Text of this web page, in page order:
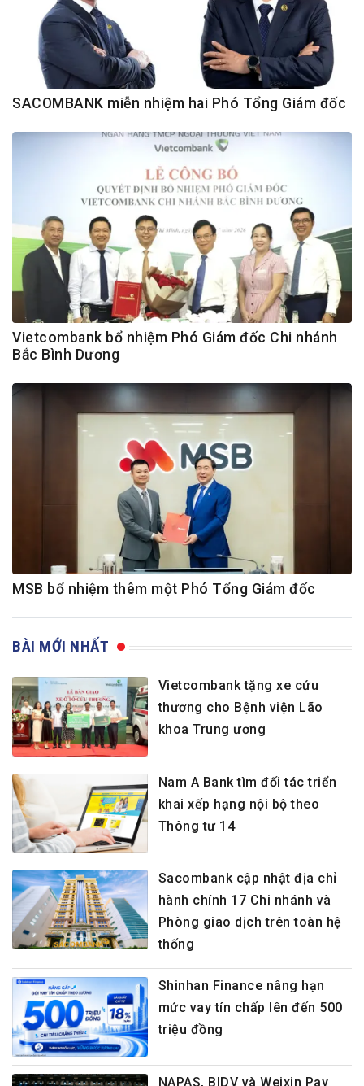
SACOMBANK miễn nhiệm hai Phó Tổng Giám đốc
Vietcombank bổ nhiệm Phó Giám đốc Chi nhánh
Bắc Bình Dương
MSB bổ nhiệm thêm một Phó Tổng Giám đốc
BÀI MỚI NHẤT
Vietcombank tặng xe cứu
thương cho Bệnh viện Lão
khoa Trung ương
Nam A Bank tìm đối tác triển
khai xếp hạng nội bộ theo
Thông tư 14
Sacombank cập nhật địa chỉ
hành chính 17 Chi nhánh và
Phòng giao dịch trên toàn hệ
thống
Shinhan Finance nâng hạn
mức vay tín chấp lên đến 500
triệu đồng
NAPAS, BIDV và Weixin Pay